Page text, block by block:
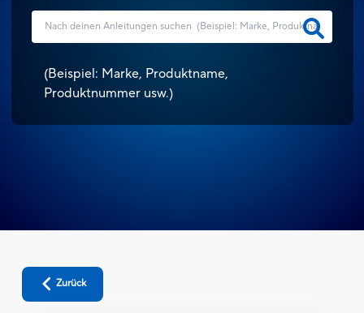
(Beispiel: Marke, Produktname,
Produktnummer usw.)
Zurück